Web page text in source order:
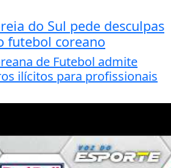
do Sul pede desculpas
futebol coreano
de Futebol admite
ilícitos para profissionais